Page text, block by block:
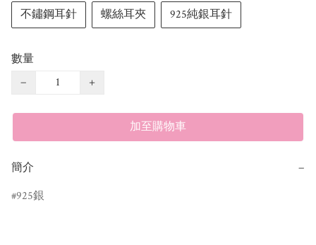
不鏽鋼耳針
螺絲耳夾 925純銀耳針
數量
−
+
加至購物車
簡介
−
925銀